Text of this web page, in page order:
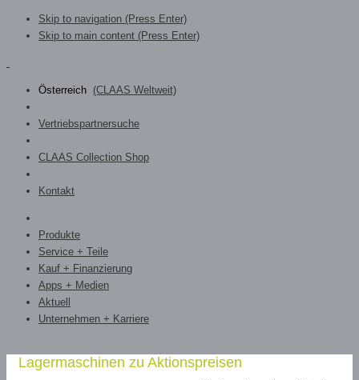
Skip to navigation (Press Enter)
Skip to main content (Press Enter)
Österreich (CLAAS Weltweit)
Vertriebspartnersuche
CLAAS Collection Shop
Kontakt
Produkte
Service + Teile
Kauf + Finanzierung
Apps + Medien
Aktuell
Unternehmen + Karriere
Lagermaschinen zu Aktionspreisen